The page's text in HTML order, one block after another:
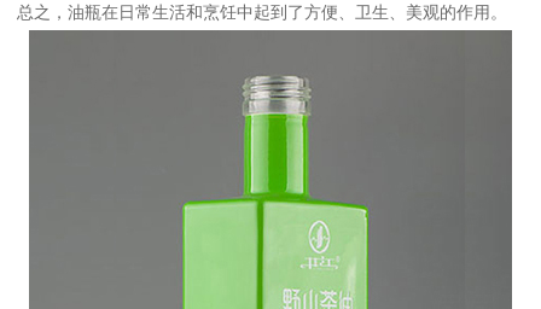
总之，油瓶在日常生活和烹饪中起到了方便、卫生、美观的作用。